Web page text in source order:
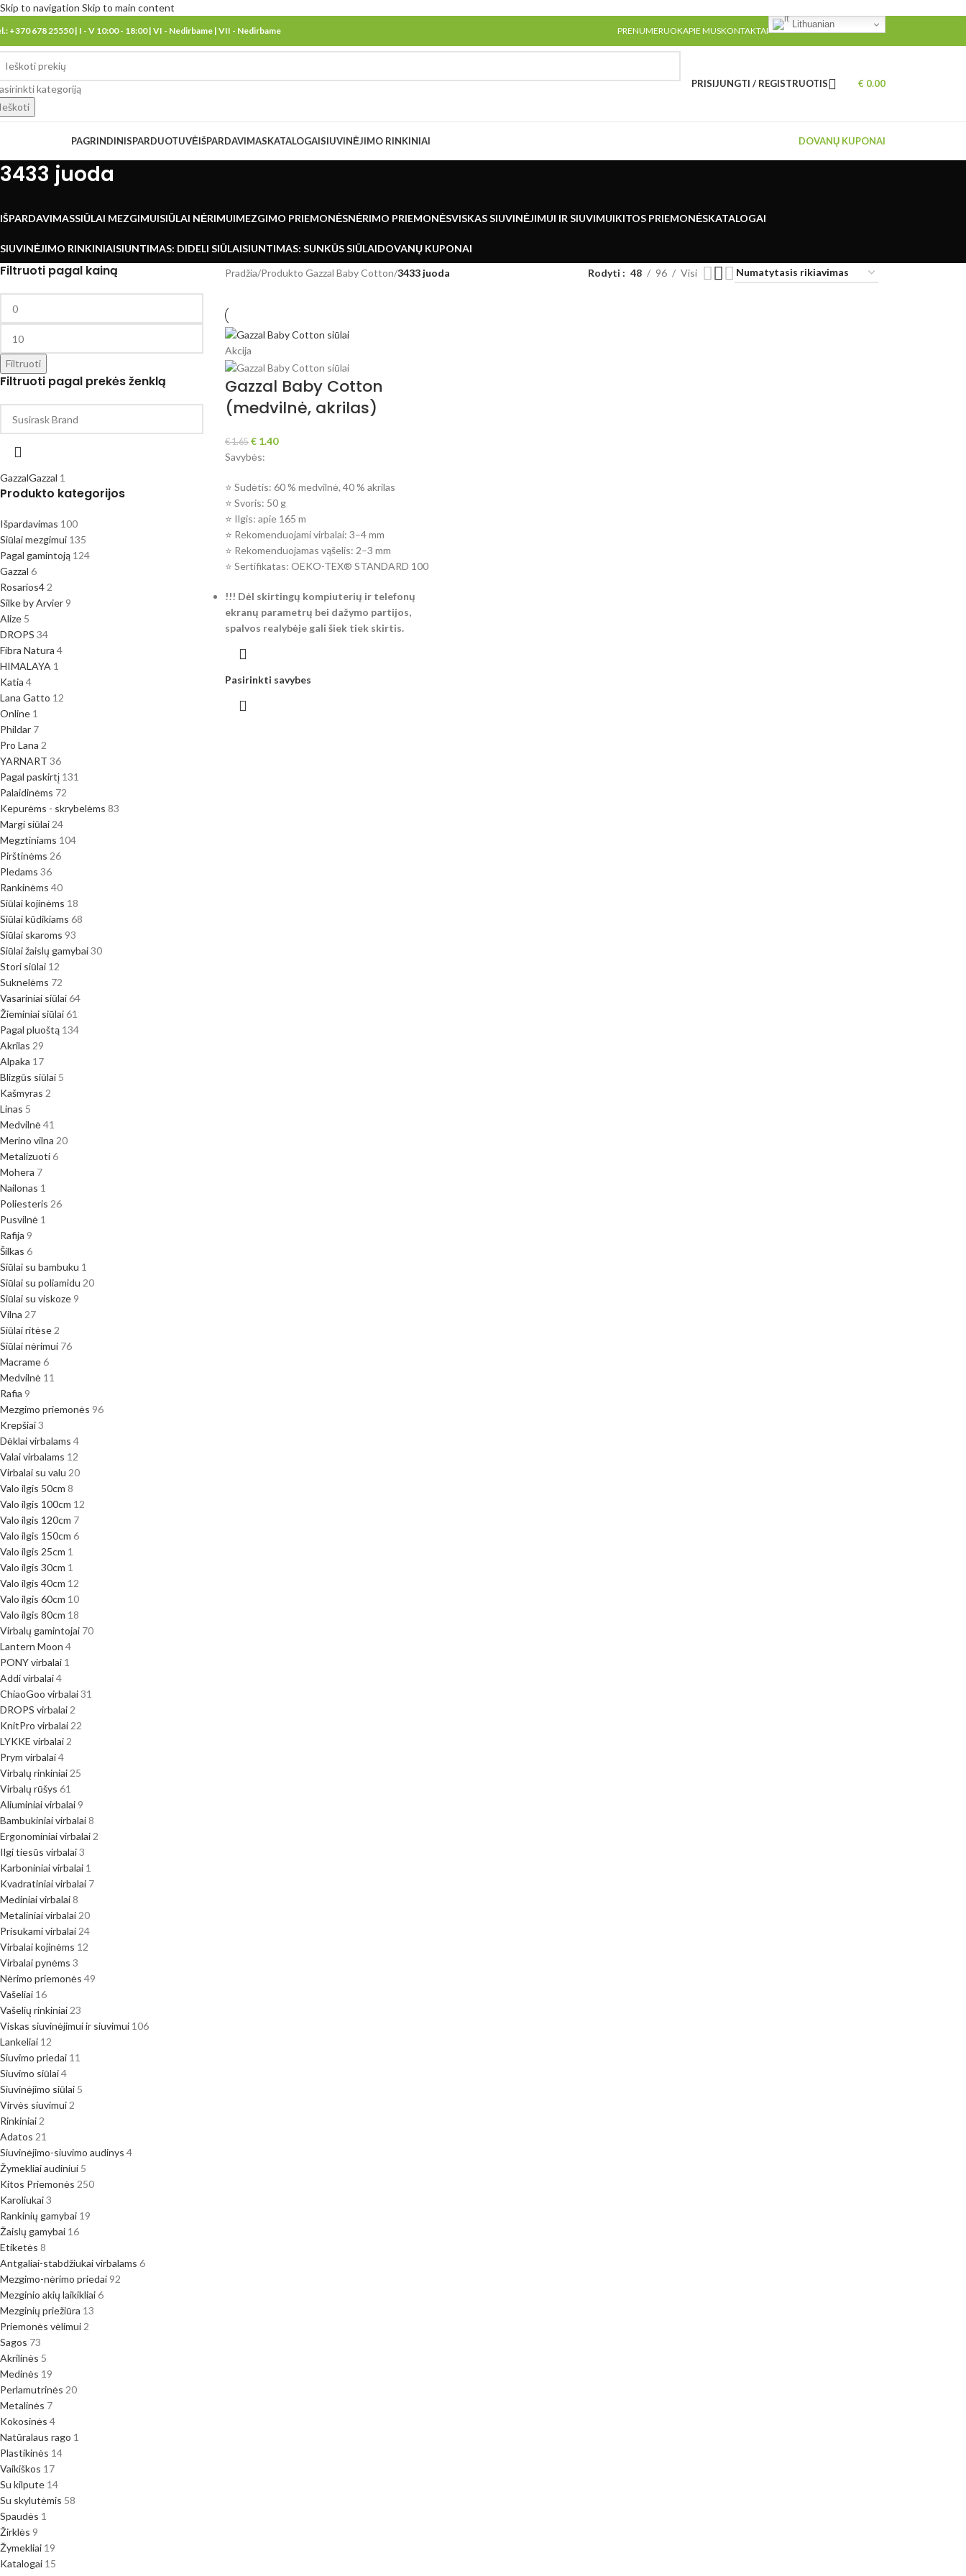
Skip to navigation Skip to main content
+370 678 25550 | I - V 10:00 - 18:00 | VI - Nedirbame | VII - Nedirbame PRENUMERUOKAPIE MUSKONTAKTAI
Lithuanian
kategoriją
PRISIJUNGTI / REGISTRUOTIS € 0.00
PAGRINDINISPARDUOTUVĖIŠPARDAVIMASKATALOGAISIUVINĖJIMO RINKINIAI DOVANŲ KUPONAI
3433 juoda
IŠPARDAVIMASSIŪLAI MEZGIMUISIŪLAI NĖRIMUIMEZGIMO PRIEMONĖSNĖRIMO PRIEMONĖSVISKAS SIUVINĖJIMUI IR SIUVIMUIKITOS PRIEMONĖSKATALOGAI
SIUVINĖJIMO RINKINIAISIUNTIMAS: DIDELI SIŪLAISIUNTIMAS: SUNKŪS SIŪLAIDOVANŲ KUPONAI
Filtruoti pagal kainą
Filtruoti
Filtruoti pagal prekės ženklą
GazzalGazzal 1
Produkto kategorijos
Išpardavimas 100
Siūlai mezgimui 135
Pagal gamintoją 124
Gazzal 6
Rosarios4 2
Silke by Arvier 9
Alize 5
DROPS 34
Fibra Natura 4
HIMALAYA 1
Katia 4
Lana Gatto 12
Online 1
Phildar 7
Pro Lana 2
YARNART 36
Pagal paskirtį 131
Palaidinėms 72
Kepurėms - skrybelėms 83
Margi siūlai 24
Megztiniams 104
Pirštinėms 26
Pledams 36
Rankinėms 40
Siūlai kojinėms 18
Siūlai kūdikiams 68
Siūlai skaroms 93
Siūlai žaislų gamybai30
Stori siūlai 12
Suknelėms 72
Vasariniai siūlai64
Žieminiai siūlai61
Pagal pluoštą 134
Akrilas 29
Alpaka 17
Blizgūs siūlai 5
Kašmyras 2
Linas 5
Medvilnė41
Merino vilna 20
Metalizuoti6
Mohera 7
Nailonas 1
Poliesteris 26
Pusvilnė 1
Rafija 9
Šilkas 6
Siūlai su bambuku 1
Siūlai su poliamidu 20
Siūlai su viskoze 9
Vilna 27
Siūlai ritėse 2
Siūlai nėrimui 76
Macrame6
Medvilnė 11
Rafia 9
Mezgimo priemonės 96
Krepšiai3
Dėklai virbalams 4
Valai virbalams 12
Virbalai su valu 20
Valo ilgis 50cm 8
Valo ilgis 100cm 12
Valo ilgis 120cm 7
Valo ilgis 150cm 6
Valo ilgis 25cm 1
Valo ilgis 30cm 1
Valo ilgis 40cm 12
Valo ilgis 60cm 10
Valo ilgis 80cm 18
Virbalų gamintojai 70
Lantern Moon 4
PONY virbalai 1
Addi virbalai4
ChiaoGoo virbalai31
DROPS virbalai 2
KnitPro virbalai 22
LYKKE virbalai 2
Prym virbalai4
Virbalų rinkiniai 25
Virbalų rūšys 61
Aliuminiai virbalai 9
Bambukiniai virbalai8
Ergonominiai virbalai 2
Ilgi tiesūs virbalai3
Karboniniai virbalai 1
Kvadratiniai virbalai 7
Mediniai virbalai8
Metaliniai virbalai 20
Prisukami virbalai 24
Virbalai kojinėms 12
Virbalai pynėms 3
Nėrimo priemonės 49
Vašeliai 16
Vašelių rinkiniai 23
Viskas siuvinėjimui ir siuvimui 106
Lankeliai 12
Siuvimo priedai 11
Siuvimo siūlai4
Siuvinėjimo siūlai 5
Virvės siuvimui 2
Rinkiniai 2
Adatos 21
Siuvinėjimo-siuvimo audinys 4
Žymekliai audiniui 5
Kitos Priemonės 250
Karoliukai3
Rankinių gamybai 19
Žaislų gamybai 16
Etiketės 8
Antgaliai-stabdžiukai virbalams 6
Mezgimo-nėrimo priedai 92
Mezginio akių laikikliai6
Mezginių priežiūra 13
Priemonės vėlimui 2
Sagos 73
Akrilinės 5
Medinės 19
Perlamutrinės 20
Metalinės 7
Kokosinės 4
Natūralaus rago 1
Plastikinės 14
Vaikiškos 17
Su kilpute 14
Su skylutėmis 58
Spaudės 1
Žirklės 9
Žymekliai 19
Katalogai 15
Pradžia/Produkto Gazzal Baby Cotton/3433 juoda Rodyti 48 96 Visi
Akcija
Gazzal Baby Cotton
(medvilnė, akrilas)
€1.65 €1.40
Savybės:
⭐ Sudėtis: 60 % medvilnė, 40 % akrilas
⭐ Svoris: 50 g
⭐ Ilgis: apie 165 m
⭐ Rekomenduojami virbalai: 3–4 mm
⭐ Rekomenduojamas vąšelis: 2–3 mm
⭐ Sertifikatas: OEKO-TEX® STANDARD 100
!!! Dėl skirtingų kompiuterių ir telefonų
ekranų parametrų bei dažymo partijos,
spalvos realybėje gali šiek tiek skirtis.
Pasirinkti savybes